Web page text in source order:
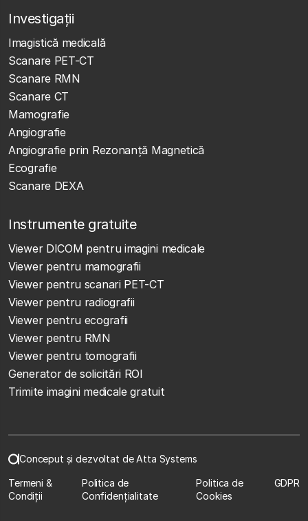
Investigații
Imagistică medicală
Scanare PET-CT
Scanare RMN
Scanare CT
Mamografie
Angiografie
Angiografie prin Rezonanță Magnetică
Ecografie
Scanare DEXA
Instrumente gratuite
Viewer DICOM pentru imagini medicale
Viewer pentru mamografii
Viewer pentru scanari PET-CT
Viewer pentru radiografii
Viewer pentru ecografii
Viewer pentru RMN
Viewer pentru tomografii
Generator de solicitări ROI
Trimite imagini medicale gratuit
Conceput și dezvoltat de Atta Systems
Termeni &
Condiții
Politica de
Confidențialitate
Politica de
Cookies
GDPR